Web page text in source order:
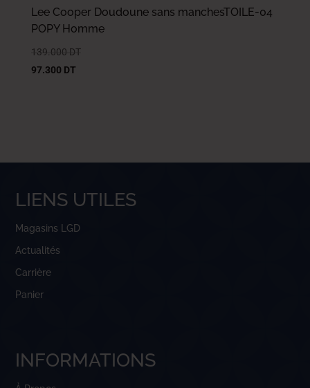
Lee Cooper Doudoune sans manchesTOILE-04
POPY Homme
139.000 DT
97.300 DT
LIENS UTILES
Magasins LGD
Actualités
Carrière
Panier
INFORMATIONS